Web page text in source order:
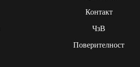
Контакт
ЧзВ
Поверителност